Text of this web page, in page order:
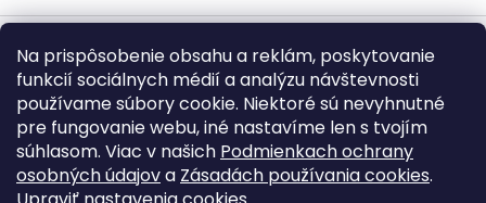
Na prispôsobenie obsahu a reklám, poskytovanie
funkcií sociálnych médií a analýzu návštevnosti
používame súbory cookie. Niektoré sú nevyhnutné
pre fungovanie webu, iné nastavíme len s tvojím
súhlasom. Viac v našich Podmienkach ochrany
osobných údajova Zásadách používania cookies.
Vytvoril Shoptet
Copyright 2026BUMBA.sk. Všetky práva vyhradené.
Upraviť nastavenie cookies